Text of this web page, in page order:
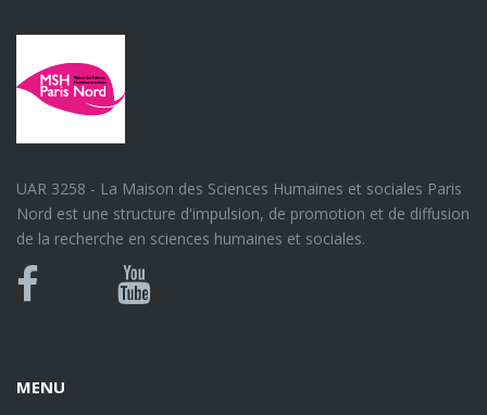
UAR 3258 - La Maison des Sciences Humaines et sociales Paris
Nord est une structure d'impulsion, de promotion et de diffusion
de la recherche en sciences humaines et sociales.
Bluesky
Canal
MENU